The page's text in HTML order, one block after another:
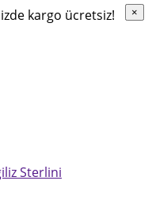
kargo ücretsiz!
Sterlini
×
×